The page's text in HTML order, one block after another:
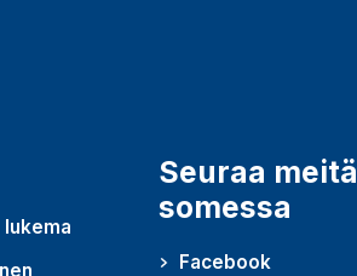
lukema
Seuraa meitä
somessa
Facebook